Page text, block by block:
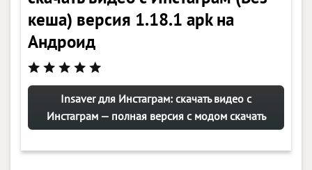
кеша) версия 1.18.1 apk на
Андроид
Insaver для Инстаграм: скачать видео с
Инстаграм — полная версия с модом скачать